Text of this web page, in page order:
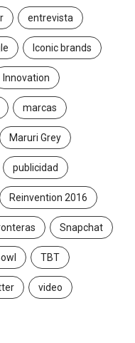
entrevista
Iconic brands
Innovation
marcas
Maruri Grey
publicidad
Reinvention 2016
Snapchat
TBT
video